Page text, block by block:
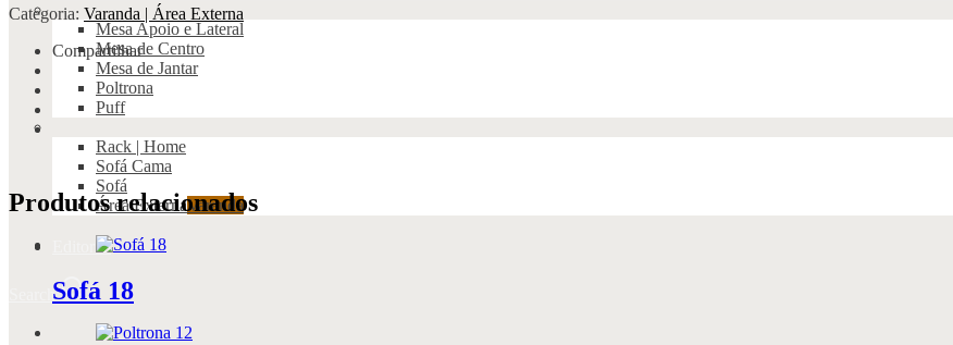
Mesa Apoio e Lateral
Mesa de Centro
Mesa de Jantar
Poltrona
Puff
Rack | Home
Sofá Cama
Sofá
Área ExternaVaranda
Editorial
Search
Categoria: Varanda | Área Externa
Compartilhar
Produtos relacionados
Sofá 18